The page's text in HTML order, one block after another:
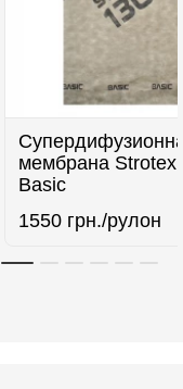
мембрана Strotex
Basic
1550 грн./рулон